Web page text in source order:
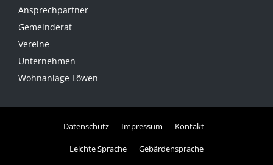
Ansprechpartner
Gemeinderat
Vereine
Unternehmen
Wohnanlage Löwen
Datenschutz Impressum Kontakt
Leichte Sprache Gebärdensprache